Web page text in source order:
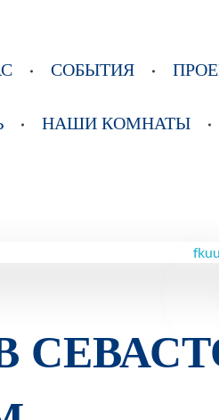
СОБЫТИЯ
НАШИ КОМНАТЫ